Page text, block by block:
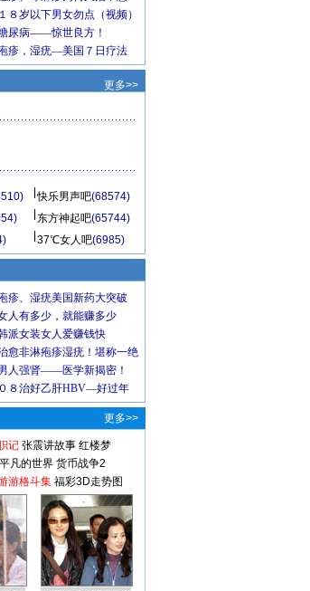
更多>>
快乐男声吧(68574)
东方神起吧(65744)
37℃女人吧(6985)
更多>>
记 张震讲故事 红楼梦
平凡的世界 货币战争2
游格斗集 福彩3D走势图